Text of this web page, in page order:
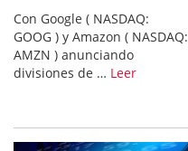
Con Google ( NASDAQ:
GOOG ) y Amazon ( NASDAQ:
AMZN ) anunciando
divisiones de … Leer